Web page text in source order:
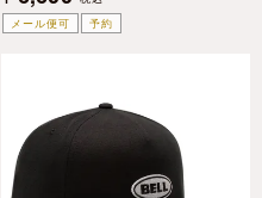
メール便可
予約